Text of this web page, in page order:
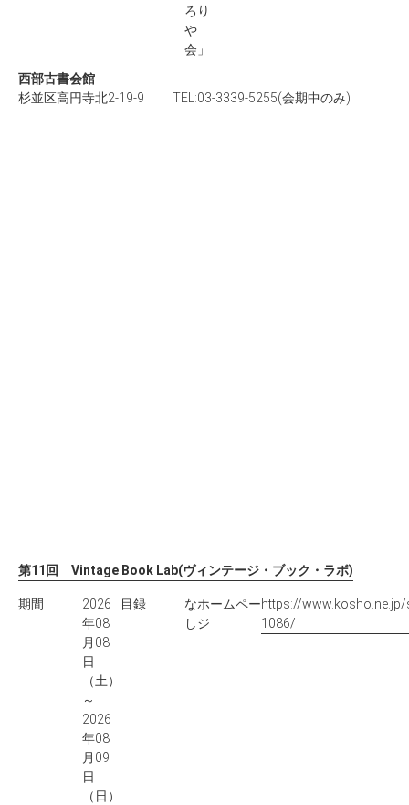
ろり
や
会」
西部古書会館
杉並区高円寺北2-19-9 TEL:03-3339-5255(会期中のみ)
第11回 Vintage Book Lab(ヴィンテージ・ブック・ラボ)
期間
2026
年08
月08
日
（土）
～
2026
年08
月09
日
（日）
目録
な
し
ホームペー
ジ
https://
1086/